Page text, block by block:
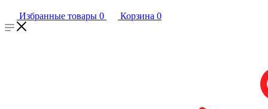
Избранные товары 0 Корзина 0